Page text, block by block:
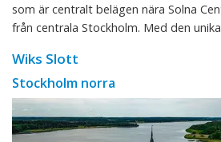
som är centralt belägen nära Solna
från centrala Stockholm. Med den
Wiks Slott
Stockholm norra